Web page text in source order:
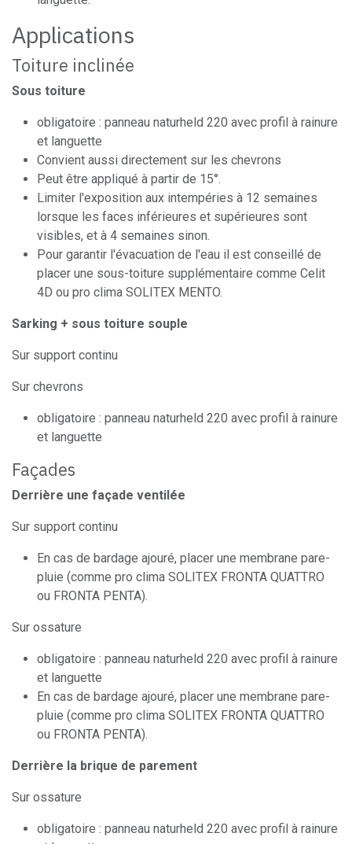
Applications
Toiture inclinée
Sous toiture
obligatoire : panneau naturheld 220 avec profil à rainure
et languette
Convient aussi directement sur les chevrons
Peut être appliqué à partir de 15°.
Limiter l'exposition aux intempéries à 12 semaines
lorsque les faces inférieures et supérieures sont
visibles, et à 4 semaines sinon.
Pour garantir l'évacuation de l'eau il est conseillé de
placer une sous-toiture supplémentaire comme Celit
4D ou pro clima SOLITEX MENTO.
Sarking + sous toiture souple
Sur support continu
Sur chevrons
obligatoire : panneau naturheld 220 avec profil à rainure
et languette
Façades
Derrière une façade ventilée
Sur support continu
En cas de bardage ajouré, placer une membrane pare-
pluie (comme pro clima SOLITEX FRONTA QUATTRO
ou FRONTA PENTA).
Sur ossature
obligatoire : panneau naturheld 220 avec profil à rainure
et languette
En cas de bardage ajouré, placer une membrane pare-
pluie (comme pro clima SOLITEX FRONTA QUATTRO
ou FRONTA PENTA).
Derrière la brique de parement
Sur ossature
obligatoire : panneau naturheld 220 avec profil à rainure